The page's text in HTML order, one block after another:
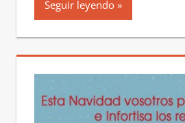
Seguir leyendo